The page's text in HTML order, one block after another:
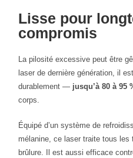
Lisse pour
compromis
La pilosité excessive peut être
laser de dernière génération, il
durablement — jusqu’à 80 à 95
corps.
Équipé d’un système de
mélanine, ce laser traite tous
brûlure. Il est aussi efficace